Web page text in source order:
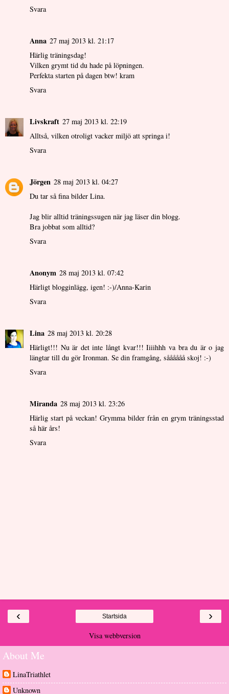
Svara
Anna 27 maj 2013 kl. 21:17
Härlig träningsdag!
Vilken grymt tid du hade på löpningen.
Perfekta starten på dagen btw! kram
Svara
Livskraft 27 maj 2013 kl. 22:19
Alltså, vilken otroligt vacker miljö att springa i!
Svara
Jörgen 28 maj 2013 kl. 04:27
Du tar så fina bilder Lina.
Jag blir alltid träningssugen när jag läser din blogg.
Bra jobbat som alltid?
Svara
Anonym 28 maj 2013 kl. 07:42
Härligt blogginlägg, igen! :-)/Anna-Karin
Svara
Lina 28 maj 2013 kl. 20:28
Härligt!!! Nu är det inte långt kvar!!! Iiiihhh va bra du är o jag
längtar till du gör Ironman. Se din framgång, såååååå skoj! :-)
Svara
Miranda 28 maj 2013 kl. 23:26
Härlig start på veckan! Grymma bilder från en grym träningsstad
så här års!
Svara
‹ ›
Startsida
Visa webbversion
About Me
LinaTriathlet
Unknown